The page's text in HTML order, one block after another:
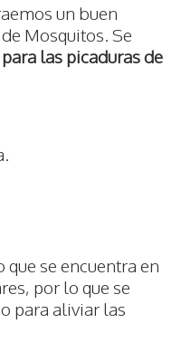
un buen
Mosquitos. Se
las picaduras de
se encuentra en
por lo que se
para aliviar las